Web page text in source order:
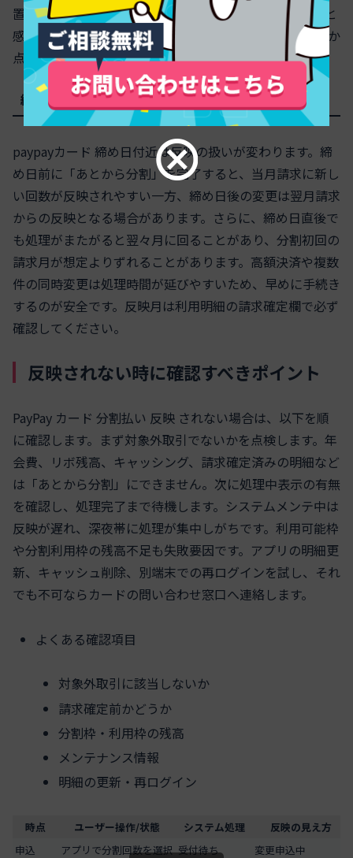
置いて確認してください。paypay 分割払い 反映が遅いと
感じたら、締め日直前やメンテ時間帯が影響していないか
点検します。
締め日前・締め日後で何が変わるか
paypayカード 締め日付近は反映の扱いが変わります。締
め日前に「あとから分割」を完了すると、当月請求に新し
い回数が反映されやすい一方、締め日後の変更は翌月請求
からの反映となる場合があります。さらに、締め日直後で
も処理がまたがると翌々月に回ることがあり、分割初回の
請求月が想定よりずれることがあります。高額決済や複数
件の同時変更は処理時間が延びやすいため、早めに手続き
するのが安全です。反映月は利用明細の請求確定欄で必ず
確認してください。
反映されない時に確認すべきポイント
PayPay カード 分割払い 反映 されない場合は、以下を順
に確認します。まず対象外取引でないかを点検します。年
会費、リボ残高、キャッシング、請求確定済みの明細など
は「あとから分割」にできません。次に処理中表示の有無
を確認し、処理完了まで待機します。システムメンテ中は
反映が遅れ、深夜帯に処理が集中しがちです。利用可能枠
や分割利用枠の残高不足も失敗要因です。アプリの明細更
新、キャッシュ削除、別端末での再ログインを試し、それ
でも不可ならカードの問い合わせ窓口へ連絡します。
よくある確認項目
対象外取引に該当しないか
請求確定前かどうか
分割枠・利用枠の残高
メンテナンス情報
明細の更新・再ログイン
時点 ユーザー操作/状態 システム処理
反映の見え方
申込
アプリで分割回数を選択 受付待ち 変更申込中